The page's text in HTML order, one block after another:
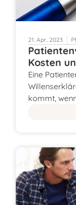
21. Apr.. 2023
Kosten
Eine
kommt,